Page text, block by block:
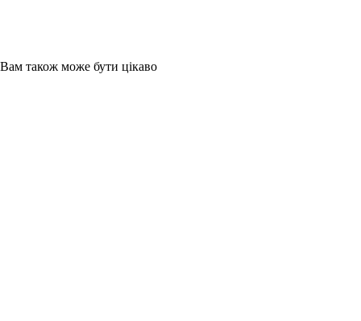
Вам також може бути цікаво